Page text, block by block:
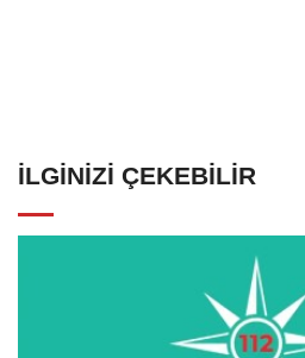
İLGINIZI ÇEKEBILIR